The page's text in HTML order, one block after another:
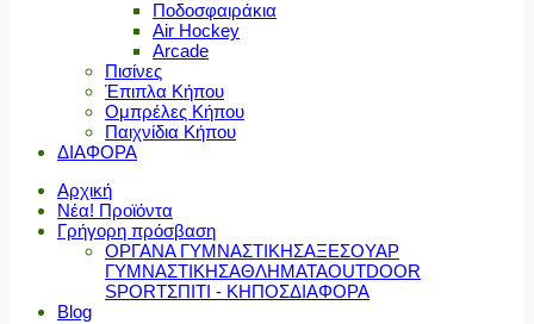
Ποδοσφαιράκια
Air Hockey
Arcade
Πισίνες
Έπιπλα Κήπου
Ομπρέλες Κήπου
Παιχνίδια Κήπου
ΔΙΑΦΟΡΑ
Αρχική
Νέα! Προϊόντα
Γρήγορη πρόσβαση
ΟΡΓΑΝΑ ΓΥΜΝΑΣΤΙΚΗΣΑΞΕΣΟΥΑΡ
ΓΥΜΝΑΣΤΙΚΗΣΑΘΛΗΜΑΤΑOUTDOOR
SPORTΣΠΙΤΙ - ΚΗΠΟΣΔΙΑΦΟΡΑ
Blog